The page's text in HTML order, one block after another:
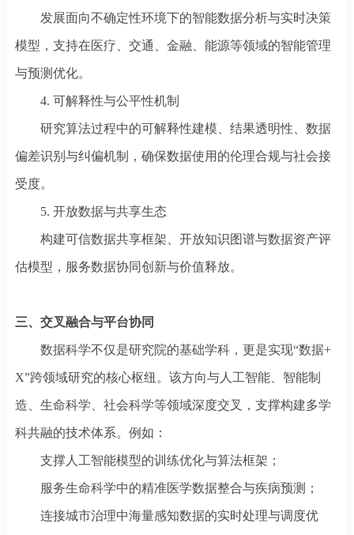
发展面向不确定性环境下的智能数据分析与实时决策
模型，支持在医疗、交通、金融、能源等领域的智能管理
与预测优化。
4. 可解释性与公平性机制
研究算法过程中的可解释性建模、结果透明性、数据
偏差识别与纠偏机制，确保数据使用的伦理合规与社会接
受度。
5. 开放数据与共享生态
构建可信数据共享框架、开放知识图谱与数据资产评
估模型，服务数据协同创新与价值释放。
三、交叉融合与平台协同
数据科学不仅是研究院的基础学科，更是实现“数据+
X”跨领域研究的核心枢纽。该方向与人工智能、智能制
造、生命科学、社会科学等领域深度交叉，支撑构建多学
科共融的技术体系。例如：
支撑人工智能模型的训练优化与算法框架；
服务生命科学中的精准医学数据整合与疾病预测；
连接城市治理中海量感知数据的实时处理与调度优